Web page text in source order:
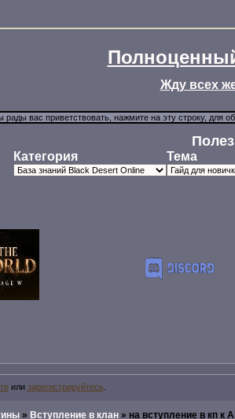
Жду всех
Категория Тема
или зарегистрируйтесь
»Вступление в клан » на вступление в кп к